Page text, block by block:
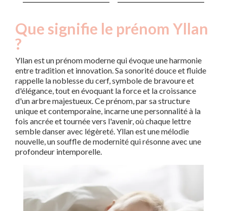
Que signifie le prénom Yllan
?
Yllan est un prénom moderne qui évoque une harmonie
entre tradition et innovation. Sa sonorité douce et fluide
rappelle la noblesse du cerf, symbole de bravoure et
d'élégance, tout en évoquant la force et la croissance
d'un arbre majestueux. Ce prénom, par sa structure
unique et contemporaine, incarne une personnalité à la
fois ancrée et tournée vers l'avenir, où chaque lettre
semble danser avec légèreté. Yllan est une mélodie
nouvelle, un souffle de modernité qui résonne avec une
profondeur intemporelle.